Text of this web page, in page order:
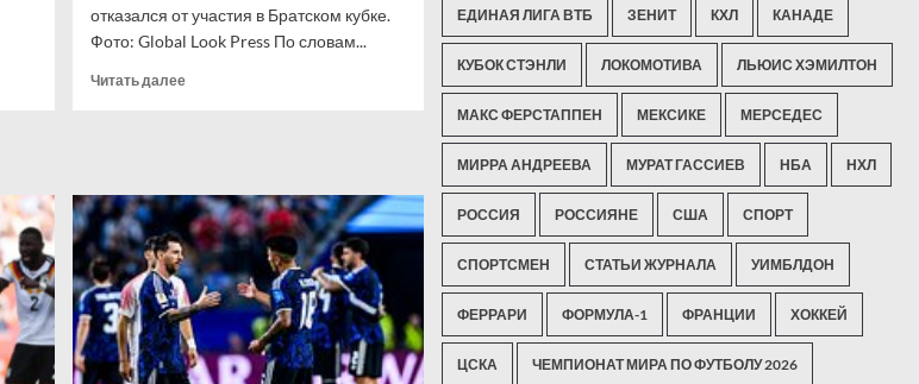
отказался от участия в Братском кубке.
Фото: Global Look Press По словам...
Читать далееПрочитать
отказ
от
участия
в
Братском
кубке
в
Москве
ЕДИНАЯ ЛИГА ВТБ ЗЕНИТ КХЛ КАНАДЕ
КУБОК СТЭНЛИ ЛОКОМОТИВА ЛЬЮИС ХЭМИЛТОН
МАКС ФЕРСТАППЕН МЕКСИКЕ МЕРСЕДЕС
МИРРА АНДРЕЕВА МУРАТ ГАССИЕВ НБА НХЛ
РОССИЯ РОССИЯНЕ США СПОРТ
СПОРТСМЕН СТАТЬИ ЖУРНАЛА УИМБЛДОН
ФЕРРАРИ ФОРМУЛА-1 ФРАНЦИИ ХОККЕЙ
ЦСКА ЧЕМПИОНАТ МИРА ПО ФУТБОЛУ 2026